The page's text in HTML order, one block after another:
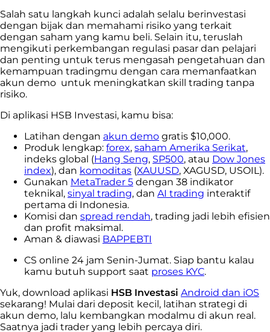
Salah satu langkah kunci adalah selalu berinvestasi
dengan bijak dan memahami risiko yang terkait
dengan saham yang kamu beli. Selain itu, teruslah
mengikuti perkembangan regulasi pasar dan pelajari
dan penting untuk terus mengasah pengetahuan dan
kemampuan tradingmu dengan cara memanfaatkan
akun demo untuk meningkatkan skill trading tanpa
risiko.
Di aplikasi HSB Investasi, kamu bisa:
Latihan dengan akun demo gratis $10,000.
Produk lengkap: forex, saham Amerika Serikat,
indeks global (Hang Seng, SP500, atau Dow Jones
index), dan komoditas (XAUUSD, XAGUSD, USOIL).
Gunakan MetaTrader 5 dengan 38 indikator
teknikal, sinyal trading, dan AI trading interaktif
pertama di Indonesia.
Komisi dan spread rendah, trading jadi lebih efisien
dan profit maksimal.
Aman & diawasi BAPPEBTI
CS online 24 jam Senin-Jumat. Siap bantu kalau
kamu butuh support saat proses KYC.
Yuk, download aplikasi HSB Investasi Android dan iOS
sekarang! Mulai dari deposit kecil, latihan strategi di
akun demo, lalu kembangkan modalmu di akun real.
Saatnya jadi trader yang lebih percaya diri.